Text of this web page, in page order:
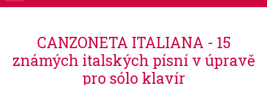
CANZONETA ITALIANA - 15
známých italských písní v úpravě
pro sólo klavír